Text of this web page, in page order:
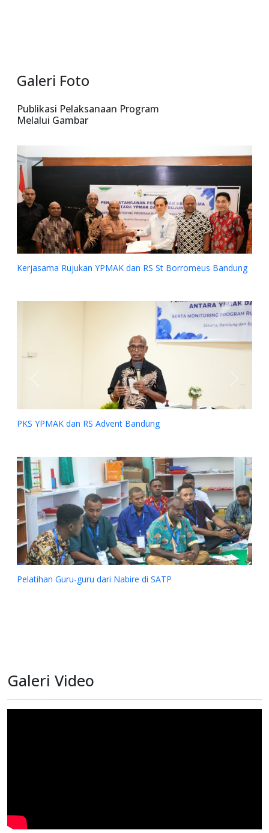
Galeri Foto
Publikasi Pelaksanaan Program
Melalui Gambar
Rujukan YPMAK dan RS St Borromeus Bandung
YPMAK dan RS Advent Bandung
Guru-guru dari Nabire di SATP
Galeri Video